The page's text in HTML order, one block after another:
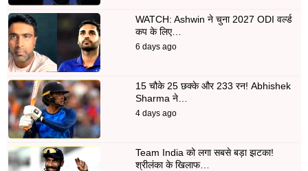
WATCH: Ashwin ने चुना 2027 ODI वर्ल्ड
कप के लिए…
6 days ago
15 चौके 25 छक्के और 233 रन! Abhishek
Sharma ने…
4 days ago
Team India को लगा सबसे बड़ा झटका!
श्रीलंका के खिलाफ…